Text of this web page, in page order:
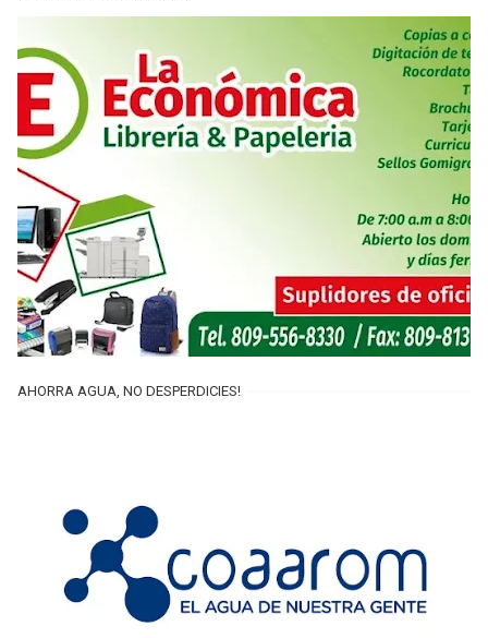
AHORRA AGUA, NO DESPERDICIES!